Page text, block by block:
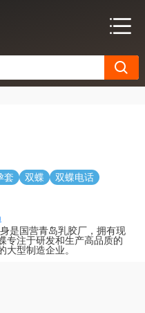
套 双蝶
双蝶电话
是国营青岛乳胶厂，拥有现
专注于研发和生产高品质的
大型制造企业。